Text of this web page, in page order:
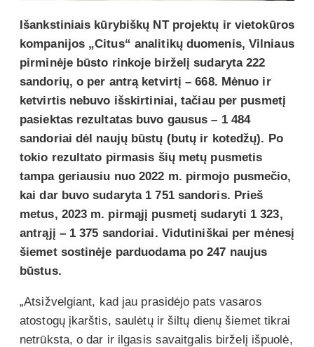
Išankstiniais kūrybiškų NT projektų ir vietokūros
kompanijos „Citus“ analitikų duomenis, Vilniaus
pirminėje būsto rinkoje birželį sudaryta 222
sandorių, o per antrą ketvirtį – 668. Mėnuo ir
ketvirtis nebuvo išskirtiniai, tačiau per pusmetį
pasiektas rezultatas buvo gausus – 1 484
sandoriai dėl naujų būstų (butų ir kotedžų). Po
tokio rezultato pirmasis šių metų pusmetis
tampa geriausiu nuo 2022 m. pirmojo pusmečio,
kai dar buvo sudaryta 1 751 sandoris. Prieš
metus, 2023 m. pirmąjį pusmetį sudaryti 1 323,
antrąjį – 1 375 sandoriai. Vidutiniškai per mėnesį
šiemet sostinėje parduodama po 247 naujus
būstus.
„Atsižvelgiant, kad jau prasidėjo pats vasaros
atostogų įkarštis, saulėtų ir šiltų dienų šiemet tikrai
netrūksta, o dar ir ilgasis savaitgalis birželį išpuolė,